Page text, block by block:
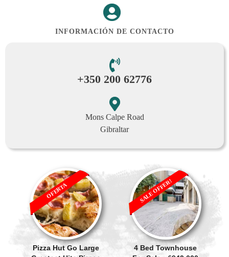
INFORMACIÓN DE CONTACTO
+350 200 62776
Mons Calpe Road
Gibraltar
Pizza Hut Go Large
OFERTA
4 Bed Townhouse
SALE OFFER!